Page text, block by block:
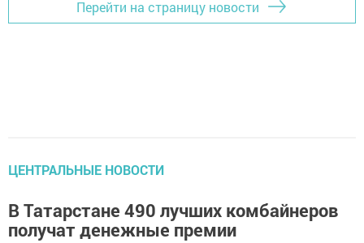
Перейти на страницу новости
ЦЕНТРАЛЬНЫЕ НОВОСТИ
В Татарстане 490 лучших комбайнеров
получат денежные премии